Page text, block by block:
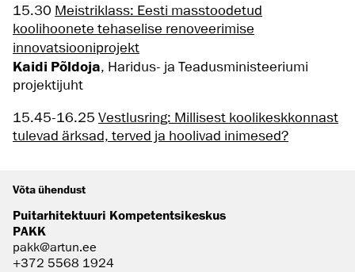
15.30 Meistriklass: Eesti masstoodetud
koolihoonete tehaselise renoveerimise
innovatsiooniprojekt
Kaidi Põldoja, Haridus- ja Teadusministeeriumi
projektijuht
15.45-16.25 Vestlusring: Millisest koolikeskkonnast
tulevad ärksad, terved ja hoolivad inimesed?
Võta ühendust
Puitarhitektuuri Kompetentsikeskus
PAKK
pakk@artun.ee
+372 5568 1924